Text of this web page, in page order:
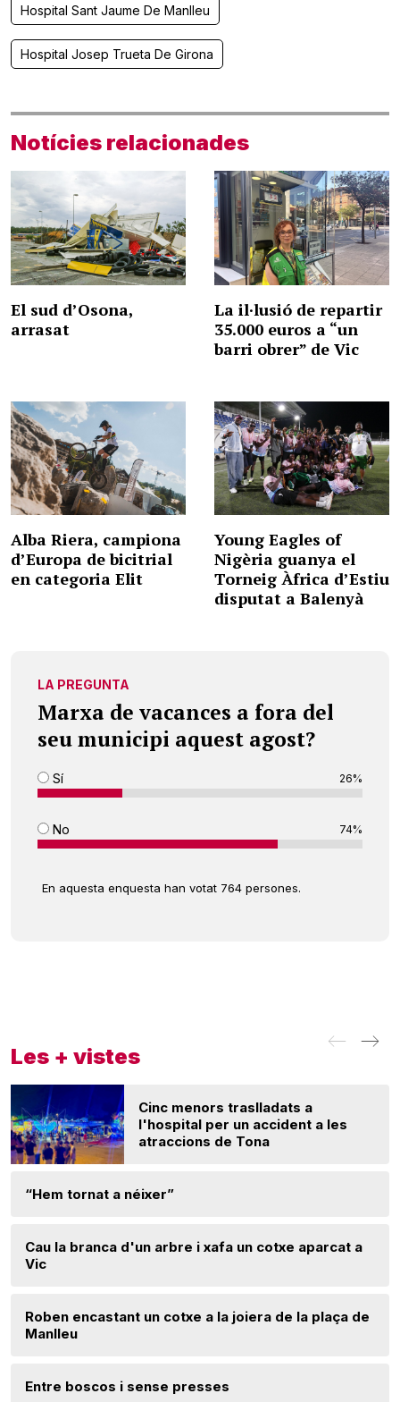
Hospital Sant Jaume De Manlleu
Hospital Josep Trueta De Girona
Notícies relacionades
El sud d’Osona,
arrasat
La il·lusió de repartir
35.000 euros a “un
barri obrer” de Vic
Alba Riera, campiona
d’Europa de bicitrial
en categoria Elit
Young Eagles of
Nigèria guanya el
Torneig Àfrica d’Estiu
disputat a Balenyà
LA PREGUNTA
Marxa de vacances a fora del
seu municipi aquest agost?
Sí 26%
No 74%
En aquesta enquesta han votat 764 persones.
Les + vistes
Cinc menors traslladats a
l'hospital per un accident a les
atraccions de Tona
“Hem tornat a néixer”
Cau la branca d'un arbre i xafa un cotxe aparcat a
Vic
Roben encastant un cotxe a la joiera de la plaça de
Manlleu
Entre boscos i sense presses